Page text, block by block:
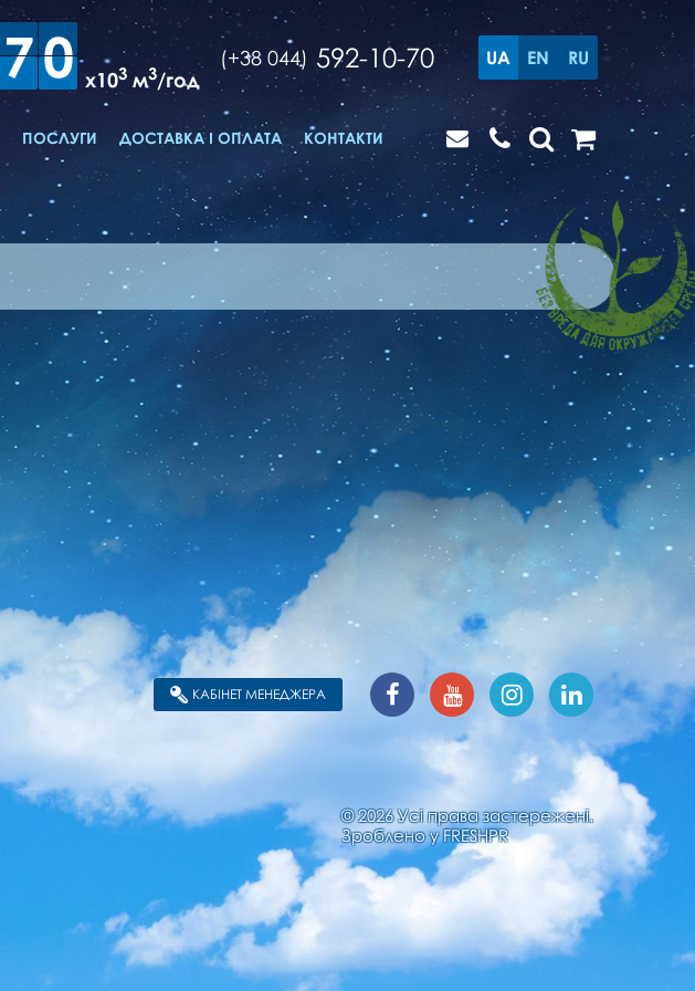
70 x103 м3/год
(+38 044) 592-10-70 UA EN RU
ПОСЛУГИ ДОСТАВКА І ОПЛАТА КОНТАКТИ
КАБІНЕТ МЕНЕДЖЕРА
© 2026 Усі права застережені.
Зроблено уFRESHPR